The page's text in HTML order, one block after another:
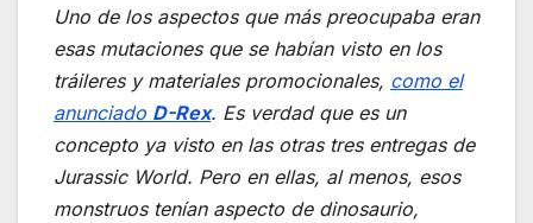
Uno de los aspectos que más preocupaba eran
esas mutaciones que se habían visto en los
tráileres y materiales promocionales, como el
anunciado D-Rex. Es verdad que es un
concepto ya visto en las otras tres entregas de
Jurassic World. Pero en ellas, al menos, esos
monstruos tenían aspecto de dinosaurio,